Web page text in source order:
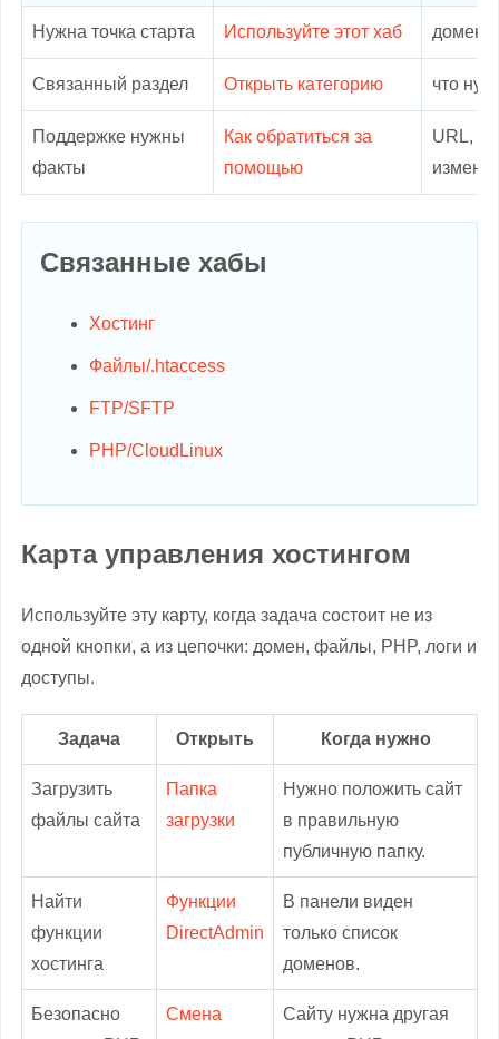
Нужна точка старта Используйте этот хаб домен
Связанный раздел Открыть категорию что
Поддержке нужны
факты
Как обратиться за
помощью
URL,
Связанные хабы
Хостинг
Файлы/.htaccess
FTP/SFTP
PHP/CloudLinux
Карта управления хостингом
Используйте эту карту, когда задача состоит не из
одной кнопки, а из цепочки: домен, файлы, PHP, логи и
доступы.
Задача Открыть Когда нужно
Загрузить
файлы сайта
Папка
загрузки
Нужно положить сайт
в правильную
публичную папку.
Найти
функции
хостинга
Функции
DirectAdmin
В панели виден
только список
доменов.
Безопасно
Смена
Сайту нужна другая